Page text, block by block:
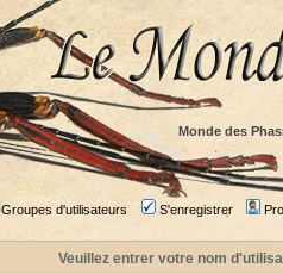
Monde des
Groupes d'utilisateurs S'enregistrer
Veuillez entrer votre nom